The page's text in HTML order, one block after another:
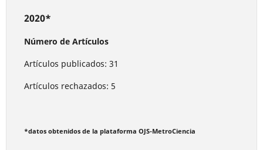
2020*
Número de Artículos
Artículos publicados: 31
Artículos rechazados: 5
*datos obtenidos de la plataforma OJS-MetroCiencia